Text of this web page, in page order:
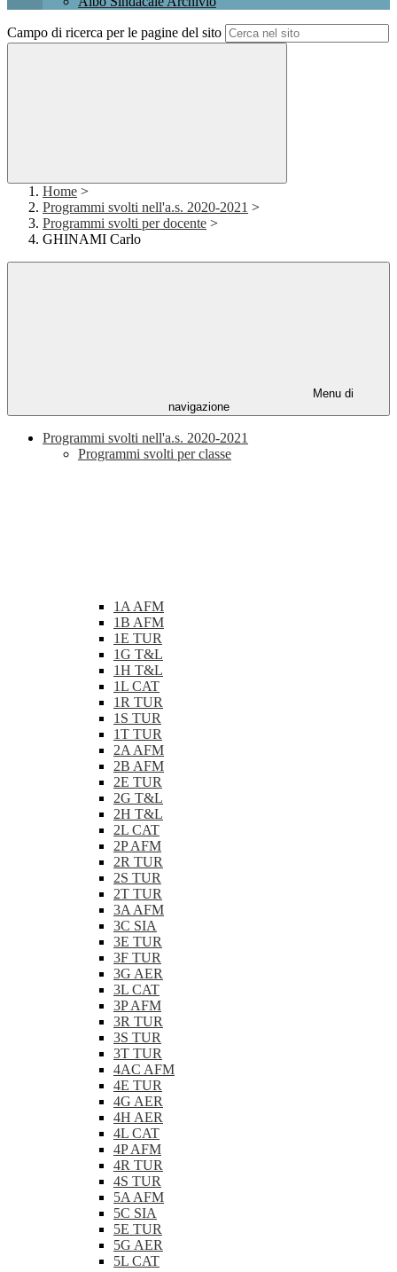
Campo di ricerca per le pagine del sito
Home >
Programmi svolti nell'a.s. 2020-2021 >
Programmi svolti per docente >
GHINAMI Carlo
Menu di
navigazione
Programmi svolti nell'a.s. 2020-2021
Programmi svolti per classe
1A AFM
1B AFM
1E TUR
1G T&L
1H T&L
1L CAT
1R TUR
1S TUR
1T TUR
2A AFM
2B AFM
2E TUR
2G T&L
2H T&L
2L CAT
2P AFM
2R TUR
2S TUR
2T TUR
3A AFM
3C SIA
3E TUR
3F TUR
3G AER
3L CAT
3P AFM
3R TUR
3S TUR
3T TUR
4AC AFM
4E TUR
4G AER
4H AER
4L CAT
4P AFM
4R TUR
4S TUR
5A AFM
5C SIA
5E TUR
5G AER
5L CAT